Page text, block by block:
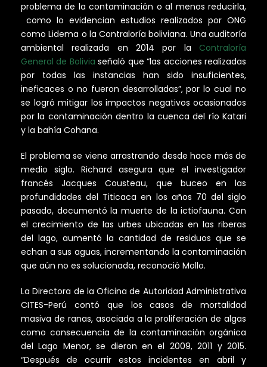
problema de la contaminación o al menos reducirla,
como lo evidencian estudios realizados por ONG
como Lidema o la Contraloría boliviana. Una auditoría
ambiental realizada en 2014 por la Contraloría
General de Boliviaseñaló que “las acciones realizadas
por todas las instancias han sido insuficientes,
ineficaces o no fueron desarrolladas”, por lo cual no
se logró mitigar los impactos negativos ocasionados
por la contaminación dentro la cuenca del río Katari
y la bahía Cohana.
El problema se viene arrastrando desde hace más de
medio siglo. Richard asegura que el investigador
francés Jacques Cousteau, que buceo en las
profundidades del Titicaca en los años 70 del siglo
pasado, documentó la muerte de la ictiofauna. Con
el crecimiento de las urbes ubicadas en las riberas
del lago, aumentó la cantidad de residuos que se
echan a sus aguas, incrementando la contaminación
que aún no es solucionada, reconoció Mollo.
La Directora de la Oficina de Autoridad Administrativa
CITES-Perú contó que los casos de mortalidad
masiva de ranas, asociada a la proliferación de algas
como consecuencia de la contaminación orgánica
del Lago Menor, se dieron en el 2009, 2011 y 2015.
“Después de ocurrir estos incidentes en abril y